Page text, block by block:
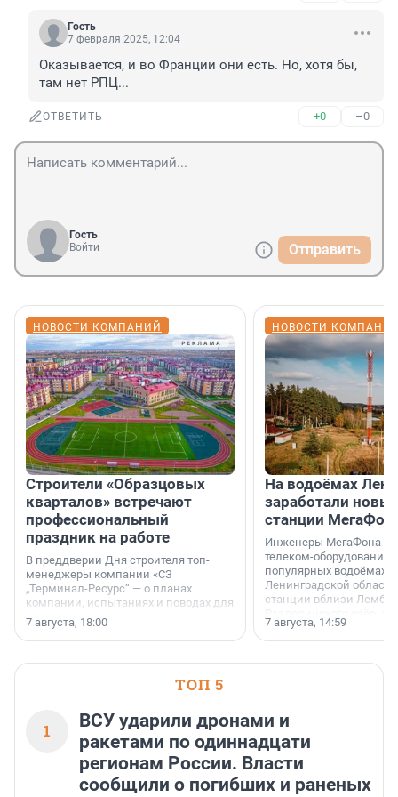
Гость
7 февраля 2025, 12:04
Оказывается, и во Франции они есть. Но, хотя бы,
там нет РПЦ...
ОТВЕТИТЬ +0 –0
Гость
Войти
Отправить
НОВОСТИ КОМПАНИЙ
Строители «Образцовых
кварталов» встречают
профессиональный
праздник на работе
В преддверии Дня строителя топ-
менеджеры компании «СЗ
„Терминал-Ресурс“ — о планах
компании, испытаниях и поводах для
осторожного оптимизма.
7 августа, 18:00
НОВОСТИ
На водоёмах
заработали
станции
Инженеры МегаФона
телеком-оборудование
популярных водоёмах
Ленинградской
станции вблизи
недалеко от Большого
водопада.
7 августа, 14:59
ТОП 5
1
ВСУ ударили дронами и
ракетами по одиннадцати
регионам России. Власти
сообщили о погибших и раненых